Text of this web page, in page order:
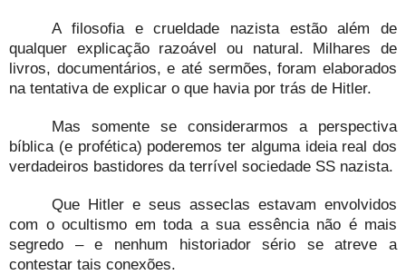
A filosofia e crueldade nazista estão além de
qualquer explicação razoável ou natural. Milhares de
livros, documentários, e até sermões, foram elaborados
na tentativa de explicar o que havia por trás de Hitler.
Mas somente se considerarmos a perspectiva
bíblica (e profética) poderemos ter alguma ideia real dos
verdadeiros bastidores da terrível sociedade SS nazista.
Que Hitler e seus asseclas estavam envolvidos
com o ocultismo em toda a sua essência não é mais
segredo – e nenhum historiador sério se atreve a
contestar tais conexões.